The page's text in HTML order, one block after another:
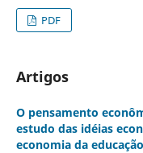
PDF
Artigos
O pensamento
estudo das idéias
economia da educação